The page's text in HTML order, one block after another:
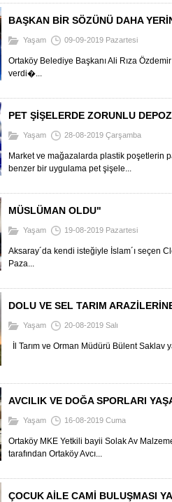
BAŞKAN BİR SÖZÜNÜ DAHA
Yaşam 09-09-2019 Pazartesi
Ortaköy Belediye Başkanı Ali Rıza Özdemir
verdi�...
PET ŞİŞELERDE ZORUNLU
Yaşam 28-08-2019 Çarşamba
Market ve mağazalarda plastik poşetlerin
benzer bir uygulama pet şişele...
MÜSLÜMAN OLDU"
Yaşam 19-08-2019 Pazartesi
Aksaray´da kendi isteğiyle İslam´ı seçen
Paza...
DOLU VE SEL TARIM
Yaşam 20-08-2019 Salı
İl Tarım ve Orman Müdürü Bülent Saklav
AVCILIK VE DOĞA SPORLARI
Yaşam 16-08-2019 Cuma
Ortaköy MKE Yetkili bayii Solak Av
tarafından Ortaköy Avcı...
ÇOCUK AİLE CAMİ BULUŞMASI